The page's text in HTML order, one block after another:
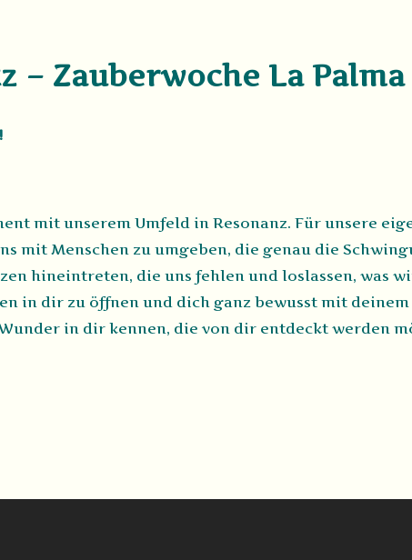
– Zauberwoche La Palma
mit unserem Umfeld in Resonanz. Für unsere
mit Menschen zu umgeben, die genau die
hineintreten, die uns fehlen und loslassen, was
in dir zu öffnen und dich ganz bewusst mit deinem
in dir kennen, die von dir entdeckt werden